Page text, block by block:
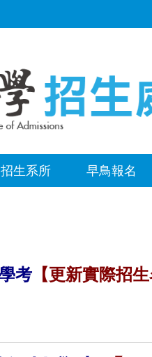
招生系所 早鳥報名
考【更新實際招生